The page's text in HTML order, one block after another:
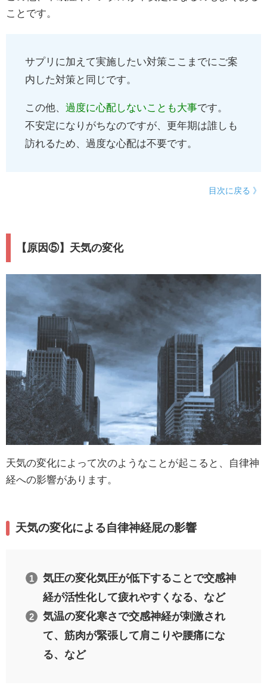
ことです。
サプリに加えて実施したい対策ここまでにご案
内した対策と同じです。
この他、 過度に心配しないことも大事です。
不安定になりがちなのですが、更年期は誰しも
訪れるため、過度な心配は不要です。
目次に戻る 》
【原因⑤】天気の変化
天気の変化によって次のようなことが起こると、自律神
経への影響があります。
天気の変化による自律神経屁の影響
気圧の変化気圧が低下することで交感神
経が活性化して疲れやすくなる、など
気温の変化寒さで交感神経が刺激され
て、筋肉が緊張して肩こりや腰痛にな
る、など